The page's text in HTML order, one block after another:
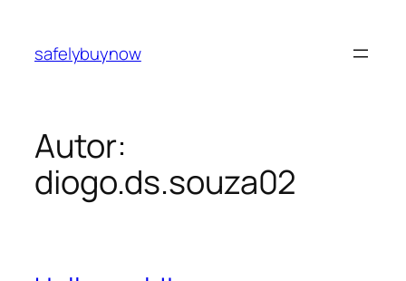
safelybuynow
Autor:
diogo.ds.souza02